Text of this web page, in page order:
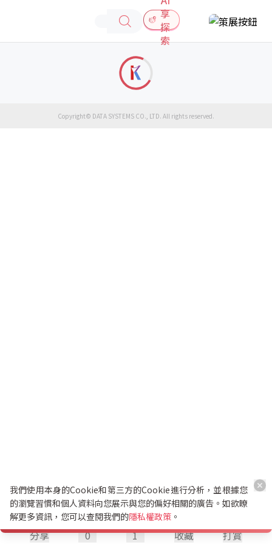
享
探
索
分享 0 1 收藏 打賞
Copyright© DATA SYSTEMS CO., LTD. All rights reserved.
我們使用本身的Cookie和第三方的Cookie進行分析，並根據您
的瀏覽習慣和個人資料向您展示與您的偏好相關的廣告。如欲瞭
解更多資訊，您可以查閱我們的隱私權政策 。